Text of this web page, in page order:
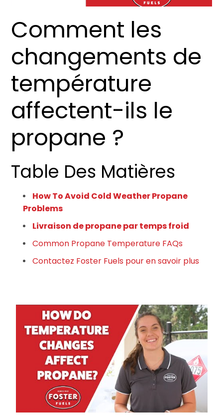
Comment les
changements de
température
affectent-ils le
propane ?
Table Des Matières
How To Avoid Cold Weather Propane
Problems
Livraison de propane par temps froid
Common Propane Temperature FAQs
Contactez Foster Fuels pour en savoir plus